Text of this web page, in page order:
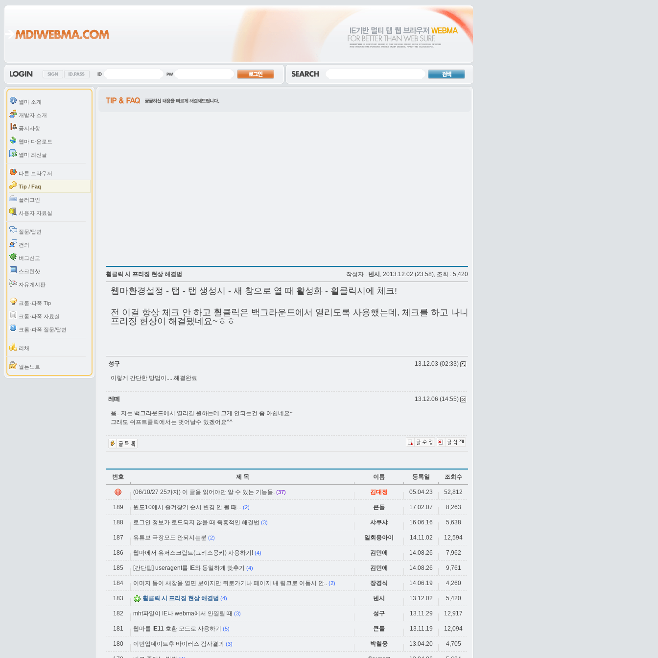
웹마 소개
개발자 소개
공지사항
웹마 다운로드
웹마 최신글
다른 브라우저
Tip / Faq
플러그인
사용자 자료실
질문/답변
건의
버그신고
스크린샷
자유게시판
크롬·파폭 Tip
크롬·파폭 자료실
크롬·파폭 질문/답변
리채
월든노트
휠클릭 시 프리징 현상 해결법 작성자 : 넨시 , 2013.12.02 (23:58), 조회 : 5,420
웹마환경설정 - 탭 - 탭 생성시 - 새 창으로 열 때 활성화 - 휠클릭시에 체크!
전 이걸 항상 체크 안 하고 휠클릭은 백그라운드에서 열리도록 사용했는데, 체크를 하고 나니
프리징 현상이 해결됐네요~ㅎㅎ
성구 13.12.03 (02:33)
이렇게 간단한 방법이.....해결완료
레떼 13.12.06 (14:55)
음.. 저는 백그라운드에서 열리길 원하는데 그게 안되는건 좀 아쉽네요~
그래도 쉬프트클릭에서는 벗어날수 있겠어요^^
번호 제 목 이름 등록일 조회수
(06/10/27 25가지) 이 글을 읽어야만 알 수 있는 기능들. (37) 김대정 05.04.23 52,812
189 윈도10에서 즐겨찾기 순서 변경 안 될 때... (2) 큰돌 17.02.07 8,263
188 로그인 정보가 로드되지 않을 때 즉흥적인 해결법 (3) 샤쿠샤 16.06.16 5,638
187 유튜브 극장모드 안되시는분 (2) 일회용아이 14.11.02 12,594
186 웹마에서 유저스크립트(그리스몽키) 사용하기! (4) 김민에 14.08.26 7,962
185 [간단팁] useragent를 IE와 동일하게 맞추기 (4) 김민에 14.08.26 9,761
184 이미지 등이 새창을 열면 보이지만 뒤로가기나 페이지 내 링크로 이동시 안.. (2) 장경식 14.06.19 4,260
183 휠클릭 시 프리징 현상 해결법 (4) 넨시 13.12.02 5,420
182 mht파일이 IE나 webma에서 안열릴 때 (3) 성구 13.11.29 12,917
181 웹마를 IE11 호환 모드로 사용하기 (5) 큰돌 13.11.19 12,094
180 이번업데이트후 바이러스 검사결과 (3) 박철웅 13.04.20 4,705